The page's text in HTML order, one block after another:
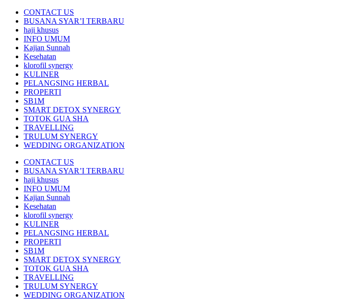
CONTACT US
BUSANA SYAR’I TERBARU
haji khusus
INFO UMUM
Kajian Sunnah
Kesehatan
klorofil synergy
KULINER
PELANGSING HERBAL
PROPERTI
SB1M
SMART DETOX SYNERGY
TOTOK GUA SHA
TRAVELLING
TRULUM SYNERGY
WEDDING ORGANIZATION
CONTACT US
BUSANA SYAR’I TERBARU
haji khusus
INFO UMUM
Kajian Sunnah
Kesehatan
klorofil synergy
KULINER
PELANGSING HERBAL
PROPERTI
SB1M
SMART DETOX SYNERGY
TOTOK GUA SHA
TRAVELLING
TRULUM SYNERGY
WEDDING ORGANIZATION